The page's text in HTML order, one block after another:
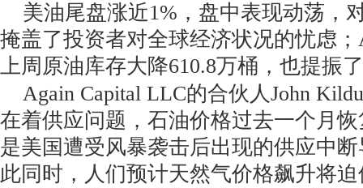
美油尾盘涨近1%，盘中表现动荡，
掩盖了投资者对全球经济状况的忧虑
上周原油库存大降610.8万桶，也提振
Again Capital LLC的合伙人John
在着供应问题，石油价格过去一个月
是美国遭受风暴袭击后出现的供应中
此同时，人们预计天然气价格飙升将